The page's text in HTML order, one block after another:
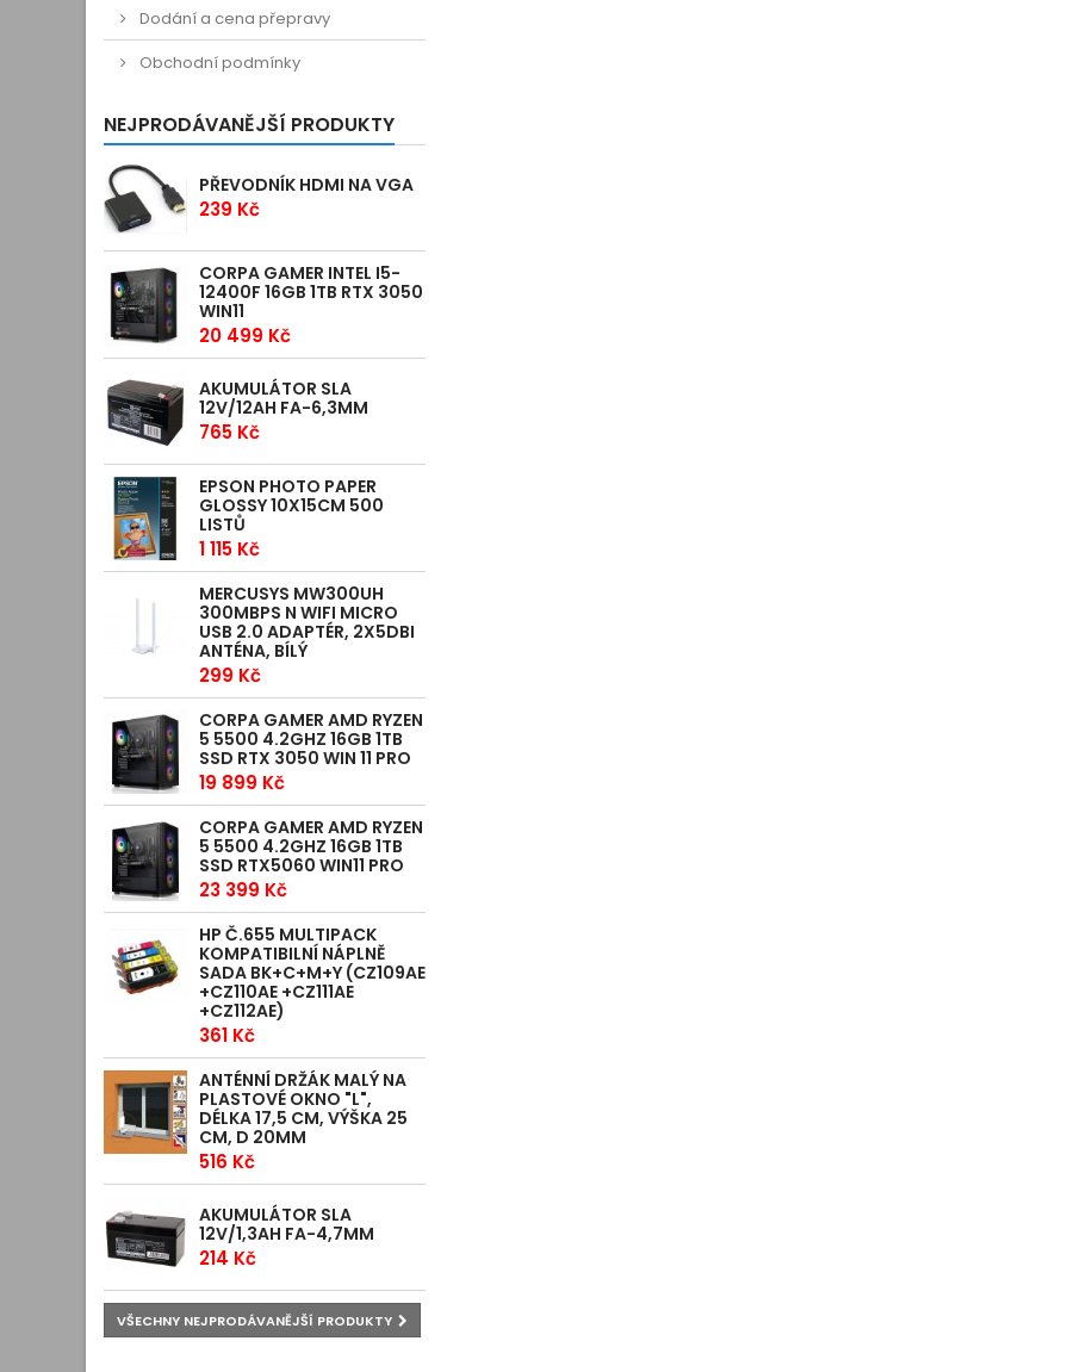
Dodání a cena přepravy
Obchodní podmínky
NEJPRODÁVANĚJŠÍ PRODUKTY
PŘEVODNÍK HDMI NA VGA
239 Kč
CORPA GAMER INTEL I5-
12400F 16GB 1TB RTX 3050
WIN11
20 499 Kč
AKUMULÁTOR SLA
12V/12AH FA-6,3MM
765 Kč
EPSON PHOTO PAPER
GLOSSY 10X15CM 500
LISTŮ
1 115 Kč
MERCUSYS MW300UH
300MBPS N WIFI MICRO
USB 2.0 ADAPTÉR, 2X5DBI
ANTÉNA, BÍLÝ
299 Kč
CORPA GAMER AMD RYZEN
5 5500 4.2GHZ 16GB 1TB
SSD RTX 3050 WIN 11 PRO
19 899 Kč
CORPA GAMER AMD RYZEN
5 5500 4.2GHZ 16GB 1TB
SSD RTX5060 WIN11 PRO
23 399 Kč
HP Č.655 MULTIPACK
KOMPATIBILNÍ NÁPLNĚ
SADA BK+C+M+Y (CZ109AE
+CZ110AE +CZ111AE
+CZ112AE)
361 Kč
ANTÉNNÍ DRŽÁK MALÝ NA
PLASTOVÉ OKNO "L",
DÉLKA 17,5 CM, VÝŠKA 25
CM, D 20MM
516 Kč
AKUMULÁTOR SLA
12V/1,3AH FA-4,7MM
214 Kč
VŠECHNY NEJPRODÁVANĚJŠÍ PRODUKTY